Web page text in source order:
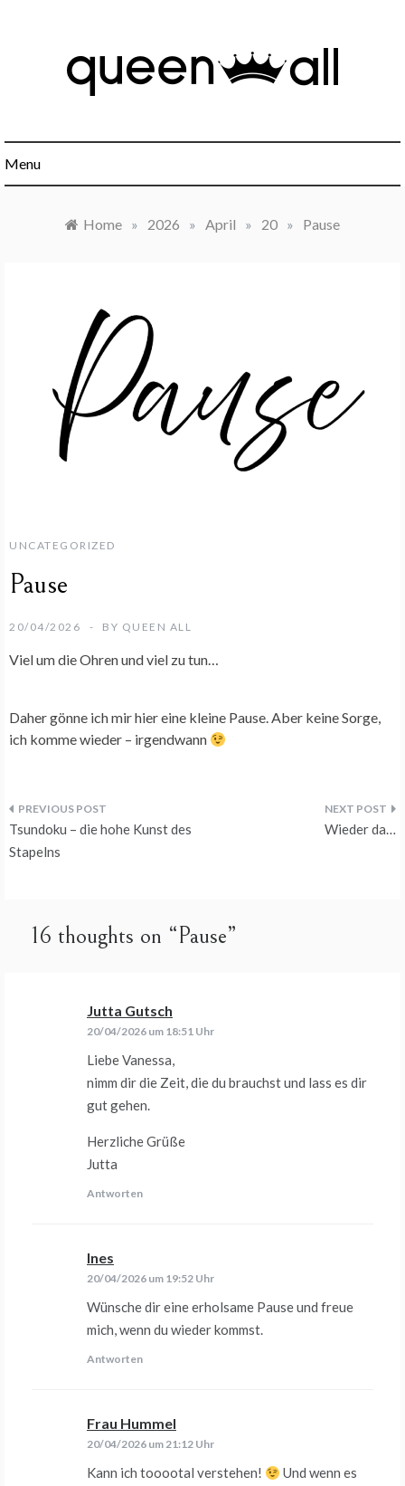
Menu
Home » 2026 » April » 20 » Pause
UNCATEGORIZED
Pause
20/04/2026 BY QUEEN ALL
Viel um die Ohren und viel zu tun…
Daher gönne ich mir hier eine kleine Pause. Aber keine Sorge,
ich komme wieder – irgendwann
Beitragsnavigation
Tsundoku – die hohe Kunst des
Stapelns
Wieder da…
16 thoughts on “Pause”
Jutta Gutsch
20/04/2026 um 18:51 Uhr
Liebe Vanessa,
nimm dir die Zeit, die du brauchst und lass es dir
gut gehen.
Herzliche Grüße
Jutta
Antworten
Ines
20/04/2026 um 19:52 Uhr
Wünsche dir eine erholsame Pause und freue
mich, wenn du wieder kommst.
Antworten
Frau Hummel
20/04/2026 um 21:12 Uhr
Kann ich tooootal verstehen!
Und wenn es